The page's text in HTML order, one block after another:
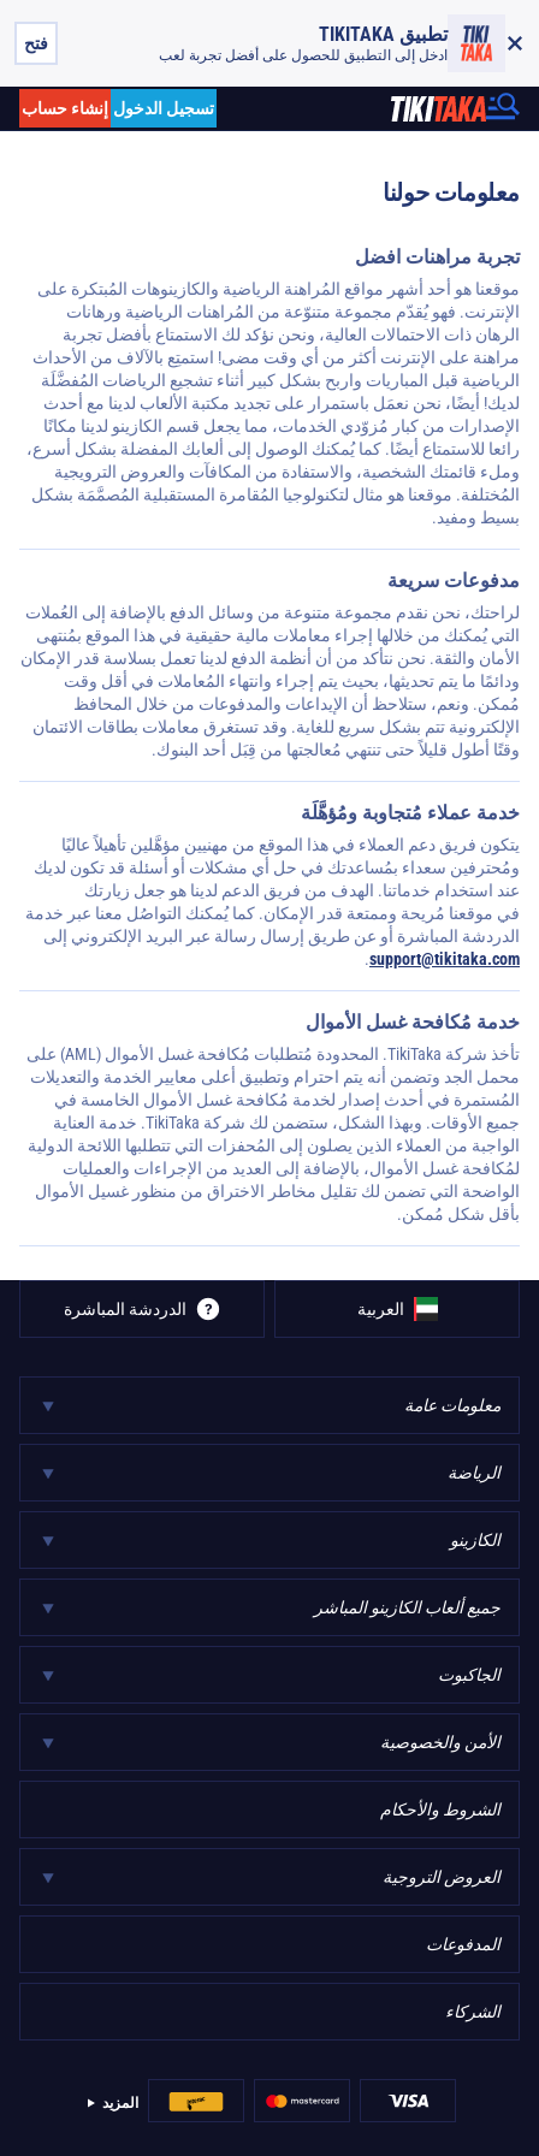
تطبيق TIKITAKA
ادخل إلى التطبيق للحصول على أفضل تجربة لعب
فتح
تسجيل الدخول إنشاء حساب
معلومات حولنا
تجربة مراهنات افضل
موقعنا هو أحد أشهر مواقع المُراهنة الرياضية والكازينوهات المُبتكرة على
الإنترنت. فهو يُقدّم مجموعة متنوّعة من المُراهنات الرياضية ورهانات
الرهان ذات الاحتمالات العالية، ونحن نؤكد لك الاستمتاع بأفضل تجربة
مراهنة على الإنترنت أكثر من أي وقت مضى! استمتِع بالآلاف من الأحداث
الرياضية قبل المباريات واربح بشكل كبير أثناء تشجيع الرياضات المُفضَّلَة
لديك! أيضًا، نحن نعمَل باستمرار على تجديد مكتبة الألعاب لدينا مع أحدث
الإصدارات من كبار مُزوّدي الخدمات، مما يجعل قسم الكازينو لدينا مكانًا
رائعا للاستمتاع أيضًا. كما يُمكنك الوصول إلى ألعابك المفضلة بشكل أسرع،
وملء قائمتك الشخصية، والاستفادة من المكافآت والعروض الترويجية
المُختلفة. موقعنا هو مثال لتكنولوجيا المُقامرة المستقبلية المُصمَّمَة بشكل
بسيط ومفيد.
مدفوعات سريعة
لراحتك، نحن نقدم مجموعة متنوعة من وسائل الدفع بالإضافة إلى العُملات
التي يُمكنك من خلالها إجراء معاملات مالية حقيقية في هذا الموقع بمُنتهى
الأمان والثقة. نحن نتأكد من أن أنظمة الدفع لدينا تعمل بسلاسة قدر الإمكان
ودائمًا ما يتم تحديثها، بحيث يتم إجراء وانتهاء المُعاملات في أقل وقت
مُمكن. ونعم، ستلاحظ أن الإيداعات والمدفوعات من خلال المحافظ
الإلكترونية تتم بشكل سريع للغاية. وقد تستغرق معاملات بطاقات الائتمان
وقتًا أطول قليلاً حتى تنتهي مُعالجتها من قِبَل أحد البنوك.
خدمة عملاء مُتجاوبة ومُؤهَّلَة
يتكون فريق دعم العملاء في هذا الموقع من مهنيين مؤهَّلين تأهيلاً عاليًا
ومُحترفين سعداء بمُساعدتك في حل أي مشكلات أو أسئلة قد تكون لديك
عند استخدام خدماتنا. الهدف من فريق الدعم لدينا هو جعل زيارتك
في موقعنا مُريحة وممتعة قدر الإمكان. كما يُمكنك التواصُل معنا عبر خدمة
الدردشة المباشرة أو عن طريق إرسال رسالة عبر البريد الإلكتروني إلى
support@tikitaka.com
.
خدمة مُكافحة غسل الأموال
تأخذ شركة TikiTaka. المحدودة مُتطلبات مُكافحة غسل الأموال (AML) على
محمل الجد وتضمن أنه يتم احترام وتطبيق أعلى معايير الخدمة والتعديلات
المُستمرة في أحدث إصدار لخدمة مُكافحة غسل الأموال الخامسة في
جميع الأوقات. وبهذا الشكل، ستضمن لك شركة TikiTaka. خدمة العناية
الواجبة من العملاء الذين يصلون إلى المُحفزات التي تتطلبها اللائحة الدولية
لمُكافحة غسل الأموال، بالإضافة إلى العديد من الإجراءات والعمليات
الواضحة التي تضمن لك تقليل مخاطر الاختراق من منظور غسيل الأموال
بأقل شكل مُمكن.
العربية الدردشة المباشرة
معلومات عامة
الرياضة
الكازينو
جميع ألعاب الكازينو المباشر
الجاكبوت
الأمن والخصوصية
الشروط والأحكام
العروض التروجية
المدفوعات
الشركاء
المزيد